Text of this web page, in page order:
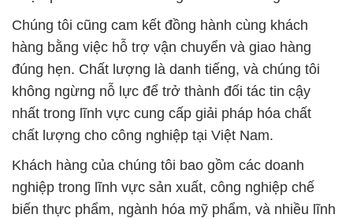
nhất trong lĩnh vực cung cấp giải pháp hóa chất
chất lượng cho công nghiệp tại Việt Nam.
Khách hàng của chúng tôi bao gồm các doanh
nghiệp trong lĩnh vực sản xuất, công nghiệp chế
biến thực phẩm, ngành hóa mỹ phẩm, và nhiều lĩnh
vực khác. Chúng tôi luôn duy trì và nâng cao chất
lượng sản phẩm thông qua quy trình kiểm soát chất
lượng chặt chẽ.
Không chỉ là nhà cung cấp các sản phẩm hóa chất